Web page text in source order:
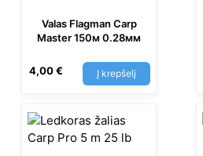
Valas Flagman Carp
Master 150м 0.28мм
4,00€ Į krepšelį